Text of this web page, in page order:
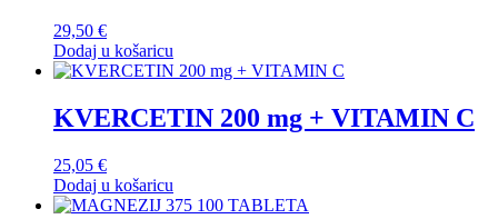
29,50 €
Dodaj u košaricu
KVERCETIN 200 mg + VITAMIN C
25,05 €
Dodaj u košaricu